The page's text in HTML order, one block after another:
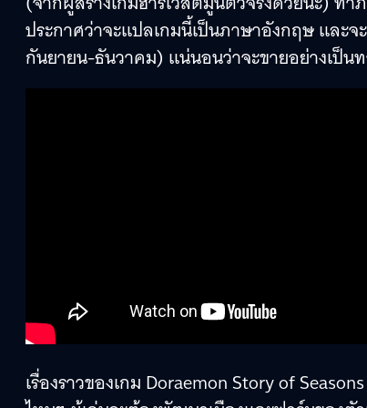
ประกาศว่าจะแปลเกมนี้เป็นภาษาอังกฤษ และ
กันยายน-ธันวาคม) แน่นอนว่าจะขายอย่างเป็น
เรื่องราวของเกม Doraemon Story of